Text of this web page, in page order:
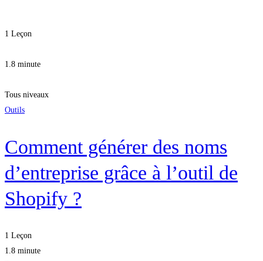
1 Leçon
1.8 minute
Tous niveaux
Outils
Comment générer des noms
d’entreprise grâce à l’outil de
Shopify ?
1 Leçon
1.8 minute